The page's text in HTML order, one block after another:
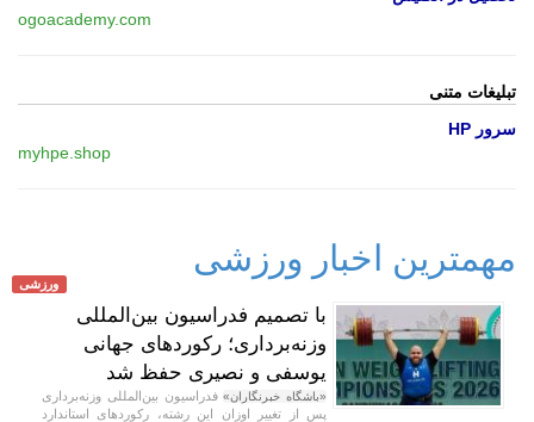
ogoacademy.com
تبلیغات متنی
سرور HP
myhpe.shop
مهمترین اخبار ورزشی
ورزشی
با تصمیم فدراسیون بین‌المللی
وزنه‌برداری؛ رکورد‌های جهانی
یوسفی و نصیری حفظ شد
«باشگاه خبرنگاران»فدراسیون بین‌المللی وزنه‌برداری
پس از تغییر اوزان این رشته، رکورد‌های استاندارد